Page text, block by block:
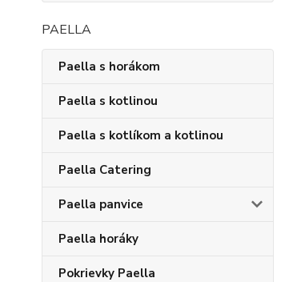
PAELLA
Paella s horákom
Paella s kotlinou
Paella s kotlíkom a kotlinou
Paella Catering
Paella panvice
Paella horáky
Pokrievky Paella